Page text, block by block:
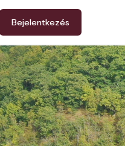
Bejelentkezés